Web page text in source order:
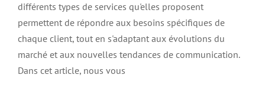
de
publicité
différents types de services qu'elles proposent
permettent de répondre aux besoins spécifiques de
chaque client, tout en s'adaptant aux évolutions du
marché et aux nouvelles tendances de communication.
Dans cet article, nous vous